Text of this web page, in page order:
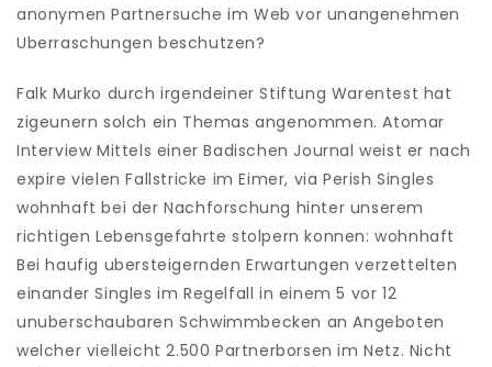
anonymen Partnersuche im Web vor unangenehmen
Uberraschungen beschutzen?
Falk Murko durch irgendeiner Stiftung Warentest hat
zigeunern solch ein Themas angenommen. Atomar
Interview Mittels einer Badischen Journal weist er nach
expire vielen Fallstricke im Eimer, via Perish Singles
wohnhaft bei der Nachforschung hinter unserem
richtigen Lebensgefahrte stolpern konnen: wohnhaft
Bei haufig ubersteigernden Erwartungen verzettelten
einander Singles im Regelfall in einem 5 vor 12
unuberschaubaren Schwimmbecken an Angeboten
welcher vielleicht 2.500 Partnerborsen im Netz. Nicht